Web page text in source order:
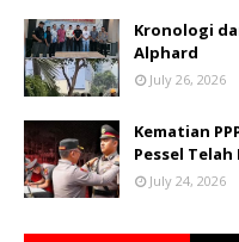
Kronologi
Alphard
July 26, 2026
Kematian
Pessel Telah
July 24, 2026